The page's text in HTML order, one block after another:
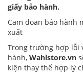
giấy bảo hành.
Cam đoan bảo hành
xuất
Trong trường hợp lỗi
hành, Wahlstore.vn
kiện thay thế hợp lý